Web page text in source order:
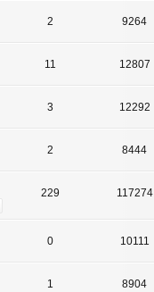
2 9264
11 12807
3 12292
2 8444
229 117274
0 10111
1 8904